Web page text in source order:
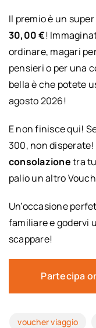
Il premio è un super
30,00 €!
ordinare, magari
pensieri o per una
bella è che potete
agosto 2026!
E non finisce qui!
300, non disperate!
consolazionetra
palio un altro
Un’occasione
familiare e godervi
scappare!
Partecipa
voucher viaggio